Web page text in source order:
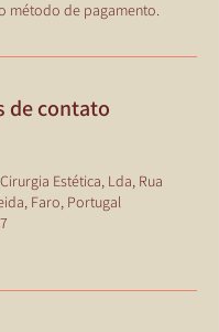
de contato
Estética, Lda, Rua
Faro, Portugal